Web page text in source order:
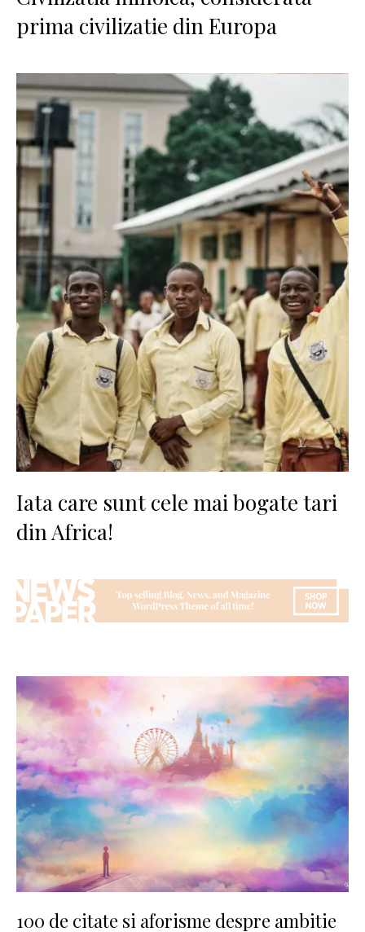
prima civilizatie din Europa
Iata care sunt cele mai bogate tari
din Africa!
100 de citate si aforisme despre ambitie